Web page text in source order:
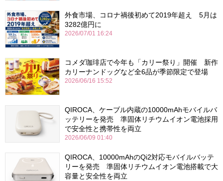
外食市場、コロナ禍後初めて2019年超え 5月は
3282億円に
2026/07/01 16:24
コメダ珈琲店で今年も「カリー祭り」開催 新作
カリーナンドッグなど全6品が季節限定で登場
2026/06/16 15:52
QIROCA、ケーブル内蔵の10000mAhモバイルバ
ッテリーを発売 準固体リチウムイオン電池採用
で安全性と携帯性を両立
2026/06/09 01:40
QIROCA、10000mAhのQi2対応モバイルバッテ
リーを発売 準固体リチウムイオン電池搭載で大
容量と安全性を両立